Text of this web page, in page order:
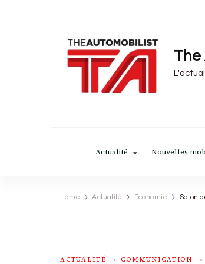
Actualité Nouvelles
Home Actualité Economie Salon
ACTUALITÉ COMMUNICATION